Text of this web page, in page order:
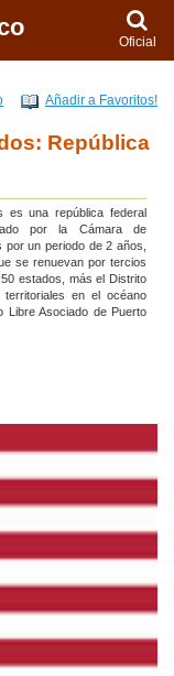
Oficial
Añadir a Favoritos!
República
es una república federal
por la Cámara de
un periodo de 2 años,
se renuevan por tercios
estados, más el Distrito
territoriales en el océano
Libre Asociado de Puerto